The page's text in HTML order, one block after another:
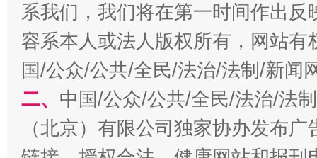
系我们，我们将在第一时间作出
容系本人或法人版权所有，网站
国/公众/公共/全民/法治/法制/新闻
二、 中国/公众/公共/全民/法治/法
（北京）有限公司独家协办发布